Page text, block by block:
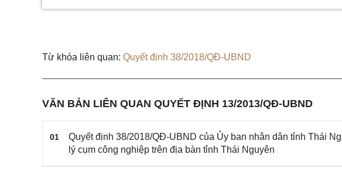
Từ khóa liên quan: Quyết định 38/2018/QĐ-UBND
VĂN BẢN LIÊN QUAN QUYẾT ĐỊNH 13/2013/QĐ-UBND
01
Quyết định 38/2018/QĐ-UBND của Ủy ban nhân dân tỉnh Thái
lý cụm công nghiệp trên địa bàn tỉnh Thái Nguyên